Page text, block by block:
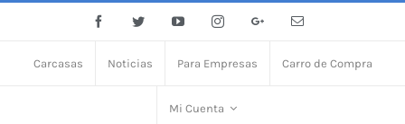
FacebookTwitter YouTubeInstagramGoogle+Email
Carcasas Noticias Para Empresas Carro de Compra
Mi Cuenta